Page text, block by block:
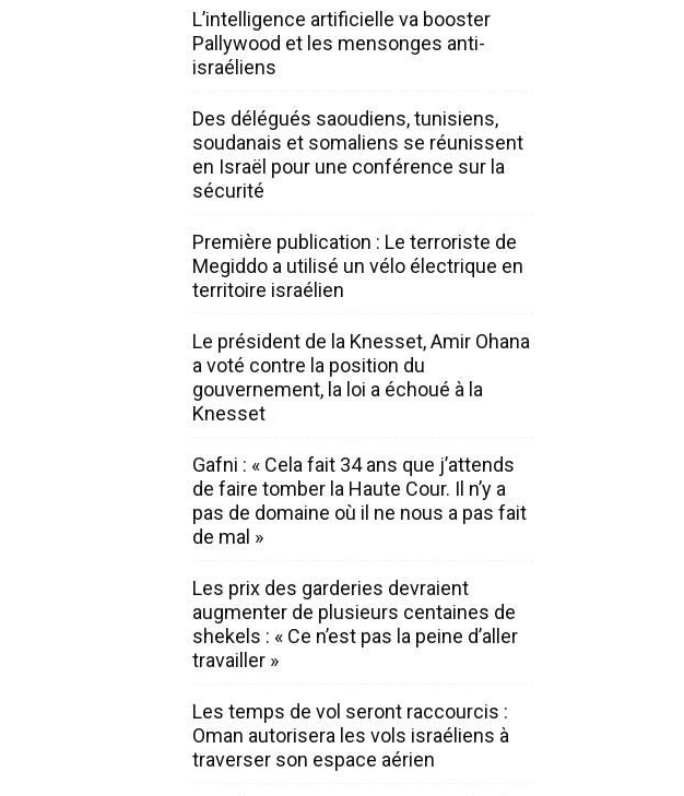
L’intelligence artificielle va booster
Pallywood et les mensonges anti-
israéliens
Des délégués saoudiens, tunisiens,
soudanais et somaliens se réunissent
en Israël pour une conférence sur la
sécurité
Première publication : Le terroriste de
Megiddo a utilisé un vélo électrique en
territoire israélien
Le président de la Knesset, Amir Ohana
a voté contre la position du
gouvernement, la loi a échoué à la
Knesset
Gafni : « Cela fait 34 ans que j’attends
de faire tomber la Haute Cour. Il n’y a
pas de domaine où il ne nous a pas fait
de mal »
Les prix des garderies devraient
augmenter de plusieurs centaines de
shekels : « Ce n’est pas la peine d’aller
travailler »
Les temps de vol seront raccourcis :
Oman autorisera les vols israéliens à
traverser son espace aérien